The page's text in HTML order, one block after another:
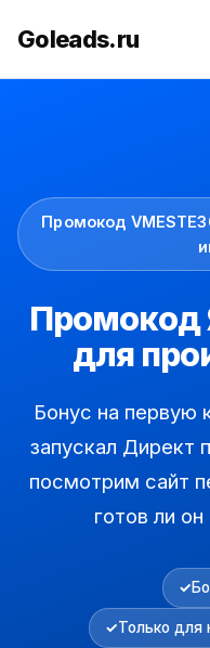
Goleads.ru
Промокод
Промокод
для
Бонус на первую
запускал Директ
посмотрим сайт
готов ли
Только для